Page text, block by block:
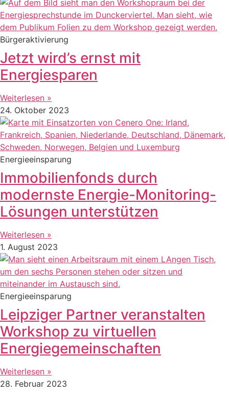
Bürgeraktivierung
Jetzt wird’s ernst mit
Energiesparen
Weiterlesen »
24. Oktober 2023
Energieeinsparung
Immobilienfonds durch
modernste Energie-Monitoring-
Lösungen unterstützen
Weiterlesen »
1. August 2023
Energieeinsparung
Leipziger Partner veranstalten
Workshop zu virtuellen
Energiegemeinschaften
Weiterlesen »
28. Februar 2023